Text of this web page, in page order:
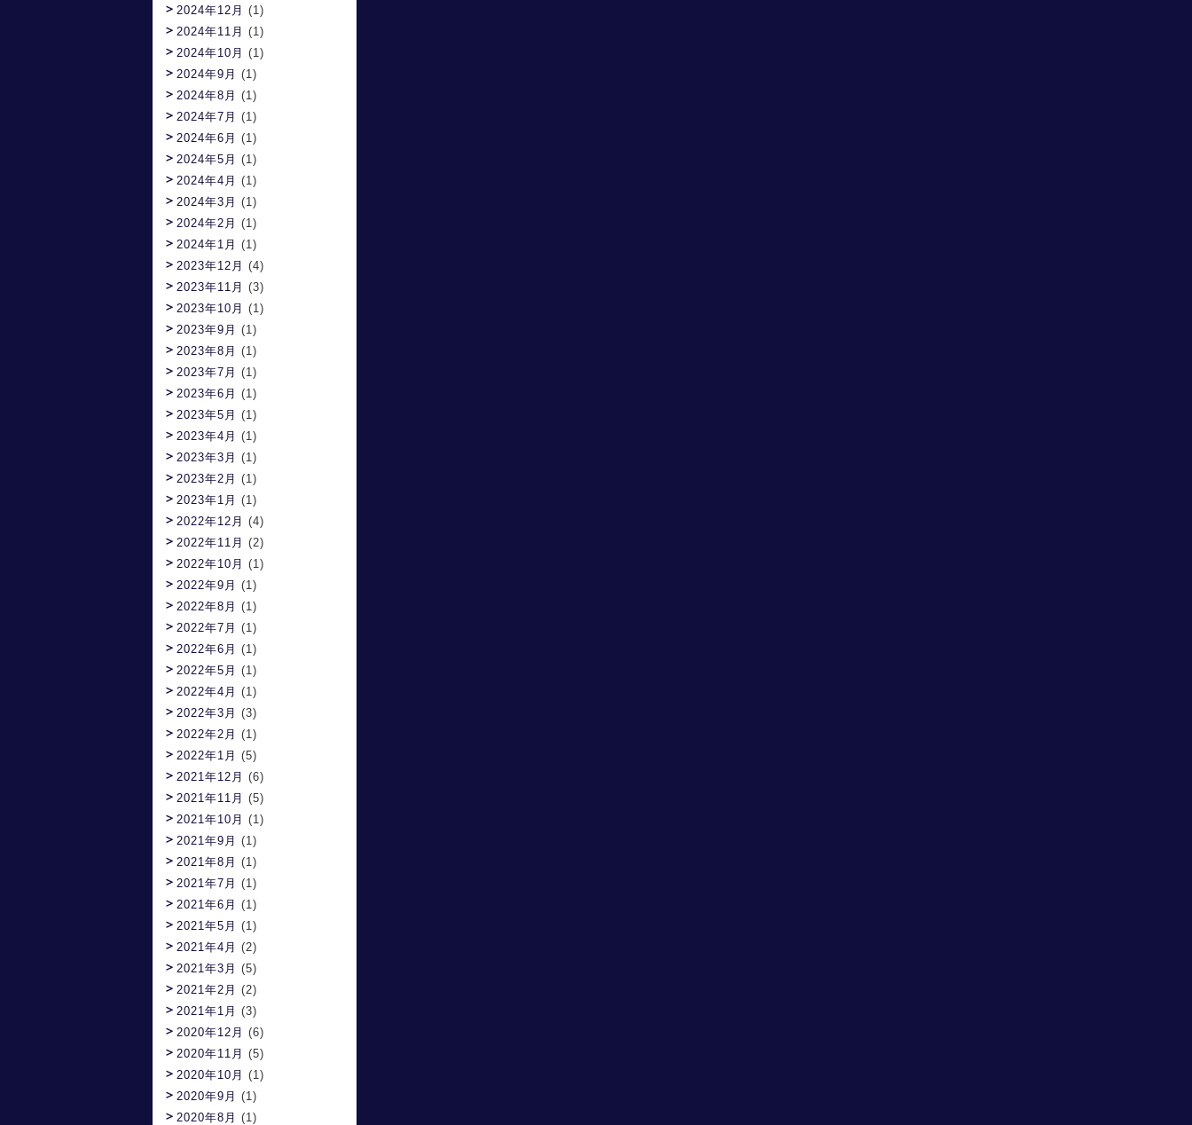
2024年12月 (1)
2024年11月 (1)
2024年10月 (1)
2024年9月 (1)
2024年8月 (1)
2024年7月 (1)
2024年6月 (1)
2024年5月 (1)
2024年4月 (1)
2024年3月 (1)
2024年2月 (1)
2024年1月 (1)
2023年12月 (4)
2023年11月 (3)
2023年10月 (1)
2023年9月 (1)
2023年8月 (1)
2023年7月 (1)
2023年6月 (1)
2023年5月 (1)
2023年4月 (1)
2023年3月 (1)
2023年2月 (1)
2023年1月 (1)
2022年12月 (4)
2022年11月 (2)
2022年10月 (1)
2022年9月 (1)
2022年8月 (1)
2022年7月 (1)
2022年6月 (1)
2022年5月 (1)
2022年4月 (1)
2022年3月 (3)
2022年2月 (1)
2022年1月 (5)
2021年12月 (6)
2021年11月 (5)
2021年10月 (1)
2021年9月 (1)
2021年8月 (1)
2021年7月 (1)
2021年6月 (1)
2021年5月 (1)
2021年4月 (2)
2021年3月 (5)
2021年2月 (2)
2021年1月 (3)
2020年12月 (6)
2020年11月 (5)
2020年10月 (1)
2020年9月 (1)
2020年8月 (1)